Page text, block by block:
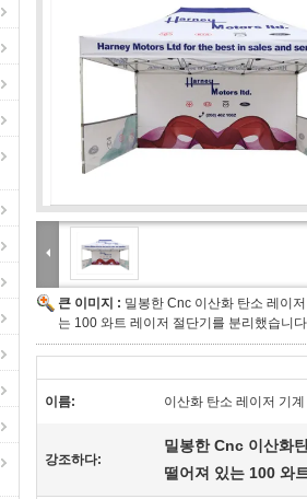
큰 이미지 : 밀봉한 Cnc 이산화 탄소 레이
는 100 와트 레이저 절단기를 분리했습니다
이름: 이산화 탄소 레이저 기계
강조하다:
밀봉한 Cnc 이산화
떨어져 있는 100 와